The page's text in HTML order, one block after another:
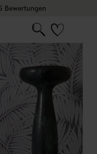
Bewertungen